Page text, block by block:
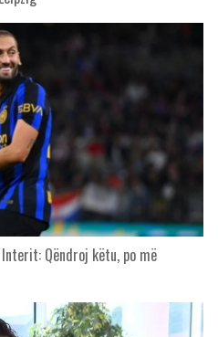
Qëndroj këtu, po më